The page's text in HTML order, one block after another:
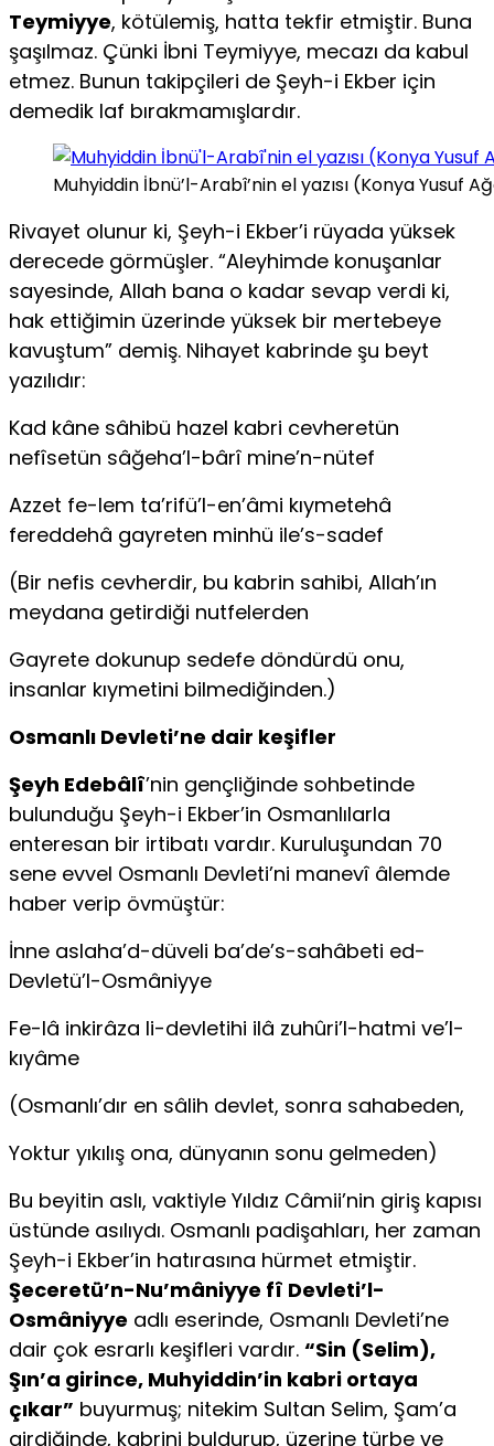
Teymiyye, kötülemiş, hatta tekfir etmiştir. Buna
şaşılmaz. Çünki İbni Teymiyye, mecazı da kabul
etmez. Bunun takipçileri de Şeyh-i Ekber için
demedik laf bırakmamışlardır.
Muhyiddin İbnü’l-Arabî’nin el yazısı (Konya Yusuf
Rivayet olunur ki, Şeyh-i Ekber’i rüyada yüksek
derecede görmüşler. “Aleyhimde konuşanlar
sayesinde, Allah bana o kadar sevap verdi ki,
hak ettiğimin üzerinde yüksek bir mertebeye
kavuştum” demiş. Nihayet kabrinde şu beyt
yazılıdır:
Kad kâne sâhibü hazel kabri cevheretün
nefîsetün sâğeha’l-bârî mine’n-nütef
Azzet fe-lem ta’rifü’l-en’âmi kıymetehâ
fereddehâ gayreten minhü ile’s-sadef
(Bir nefis cevherdir, bu kabrin sahibi, Allah’ın
meydana getirdiği nutfelerden
Gayrete dokunup sedefe döndürdü onu,
insanlar kıymetini bilmediğinden.)
Osmanlı Devleti’ne dair keşifler
Şeyh Edebâlî’nin gençliğinde sohbetinde
bulunduğu Şeyh-i Ekber’in Osmanlılarla
enteresan bir irtibatı vardır. Kuruluşundan 70
sene evvel Osmanlı Devleti’ni manevî âlemde
haber verip övmüştür:
İnne aslaha’d-düveli ba’de’s-sahâbeti ed-
Devletü’l-Osmâniyye
Fe-lâ inkirâza li-devletihi ilâ zuhûri’l-hatmi ve’l-
kıyâme
(Osmanlı’dır en sâlih devlet, sonra sahabeden,
Yoktur yıkılış ona, dünyanın sonu gelmeden)
Bu beyitin aslı, vaktiyle Yıldız Câmii’nin giriş kapısı
üstünde asılıydı. Osmanlı padişahları, her zaman
Şeyh-i Ekber’in hatırasına hürmet etmiştir.
Şeceretü’n-Nu’mâniyye fî Devleti’l-
Osmâniyye adlı eserinde, Osmanlı Devleti’ne
dair çok esrarlı keşifleri vardır. “Sin (Selim),
Şın’a girince, Muhyiddin’in kabri ortaya
çıkar” buyurmuş; nitekim Sultan Selim, Şam’a
girdiğinde, kabrini buldurup, üzerine türbe ve